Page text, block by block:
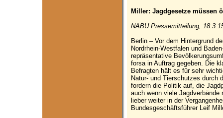
Miller: Jagdgesetze müssen
NABU Pressemitteilung,
Berlin – Vor dem Hintergrund
Nordrhein-Westfalen und
repräsentative
forsa in Auftrag gegeben. Die
Befragten hält es für sehr
Natur- und Tierschutzes durch
fordern die Politik auf, die
auch wenn viele
lieber weiter in der
Bundesgeschäftsführer Leif